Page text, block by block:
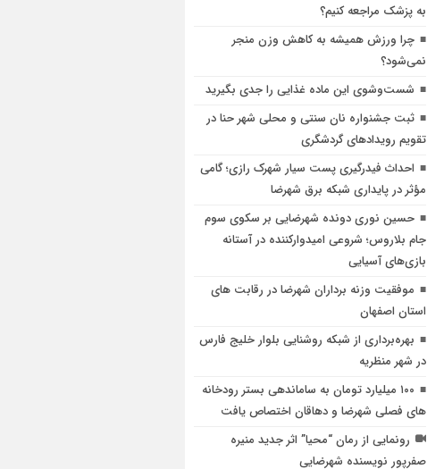
به پزشک مراجعه کنیم؟
چرا ورزش همیشه به کاهش وزن منجر
نمی‌شود؟
شست‌وشوی این ماده غذایی را جدی بگیرید
ثبت جشنواره نان سنتی و محلی شهر حنا در
تقویم رویداد‌های گردشگری
احداث فیدرگیری پست سیار شهرک رازی؛ گامی
مؤثر در پایداری شبکه برق شهرضا
حسین نوری دونده شهرضایی بر سکوی سوم
جام بلاروس؛ شروعی امیدوارکننده در آستانه
بازی‌های آسیایی
موفقیت وزنه برداران شهرضا در رقابت های
استان اصفهان
بهره‌برداری از شبکه روشنایی بلوار خلیج فارس
در شهر منظریه
۱۰۰ میلیارد تومان به ساماندهی بستر رودخانه
های فصلی شهرضا و دهاقان اختصاص یافت
رونمایی از رمان “محیا” اثر جدید منیره
صفرپور نویسنده شهرضایی